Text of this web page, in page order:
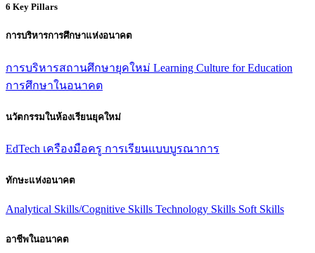
6 Key Pillars
การบริหารการศึกษาแห่งอนาคต
การบริหารสถานศึกษายุคใหม่ Learning Culture for Education
การศึกษาในอนาคต
นวัตกรรมในห้องเรียนยุคใหม่
EdTech เครืองมือครู การเรียนแบบบูรณาการ
ทักษะแห่งอนาคต
Analytical Skills/Cognitive Skills Technology Skills Soft Skills
อาชีพในอนาคต